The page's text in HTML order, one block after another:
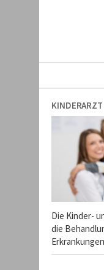
Die Kinder-
die